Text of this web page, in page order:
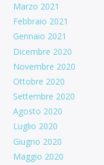
Marzo 2021
Febbraio 2021
Gennaio 2021
Dicembre 2020
Novembre 2020
Ottobre 2020
Settembre 2020
Agosto 2020
Luglio 2020
Giugno 2020
Maggio 2020